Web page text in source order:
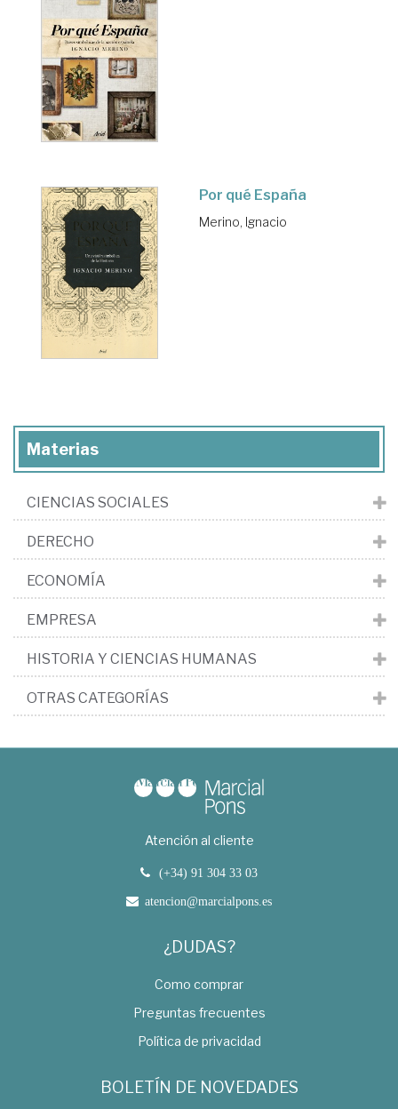
Por qué España
Merino, Ignacio
Materias
CIENCIAS SOCIALES
DERECHO
ECONOMÍA
EMPRESA
HISTORIA Y CIENCIAS HUMANAS
OTRAS CATEGORÍAS
Atención al cliente
(+34) 91 304 33 03
atencion@marcialpons.es
¿DUDAS?
Como comprar
Preguntas frecuentes
Política de privacidad
BOLETÍN DE NOVEDADES